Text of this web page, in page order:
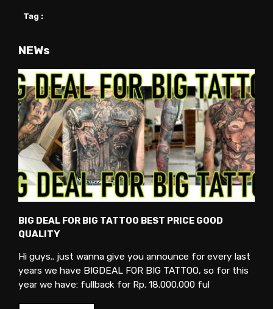
Tag :
NEWs
BIG DEAL FOR BIG TATTOO BEST PRICE GOOD
QUALITY
Hi guys.. just wanna give you announce for every last
years we have BIGDEAL FOR BIG TATTOO, so for this
year we have: fullback for Rp. 18.000.000 ful